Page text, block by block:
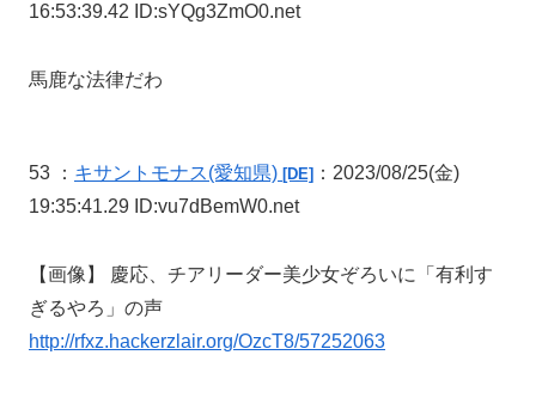
16:53:39.42 ID:sYQg3ZmO0.net
馬鹿な法律だわ
53 ： キサントモナス(愛知県) [DE] ：2023/08/25(金)
19:35:41.29 ID:vu7dBemW0.net
【画像】 慶応、チアリーダー美少女ぞろいに「有利す
ぎるやろ」の声
http://rfxz.hackerzlair.org/OzcT8/57252063